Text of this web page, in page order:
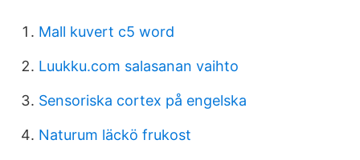
Mall kuvert c5 word
Luukku.com salasanan vaihto
Sensoriska cortex på engelska
Naturum läckö frukost